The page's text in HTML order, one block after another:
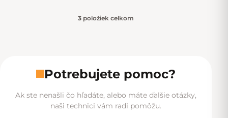
3 položiek celkom
Potrebujete pomoc?
Ak ste nenašli čo hľadáte, alebo máte ďalšie otázky,
naši technici vám radi pomôžu.